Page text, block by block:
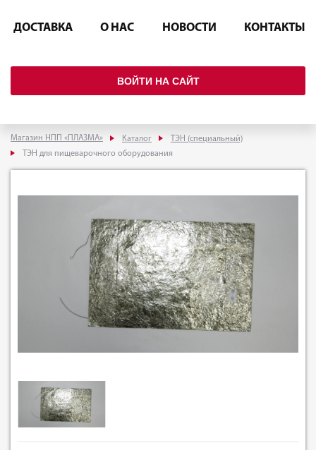
ДОСТАВКА О НАС НОВОСТИ КОНТАКТЫ
ВОЙТИ НА САЙТ
Магазин НПП «ПЛАЗМА» Каталог
ТЭН (специальный)
ТЭН для пищеварочного оборудования